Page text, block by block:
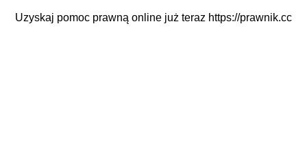
Uzyskaj pomoc prawną online już teraz https://prawnik.cc